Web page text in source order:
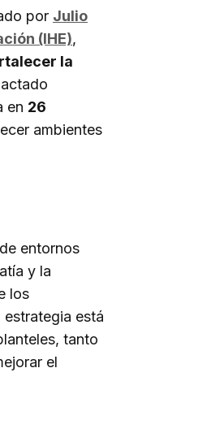
por Julio
(IHE),
la
en 26
ambientes
entornos
y la
los
estrategia está
tanto
el